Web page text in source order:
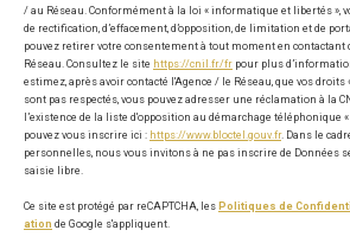
/ au Réseau. Conformément à la loi « informatique et libertés »,
de rectification, d’effacement, d’opposition, de limitation et de
pouvez retirer votre consentement à tout moment en contactant
Réseau. Consultez le site https://cnil.fr/fr pour plus
estimez, après avoir contacté l'Agence / le Réseau, que vos
sont pas respectés, vous pouvez adresser une réclamation à la
l’existence de la liste d'opposition au démarchage téléphonique
pouvez vous inscrire ici : https://www.bloctel.gouv.fr. Dans le
personnelles, nous vous invitons à ne pas inscrire de Données
saisie libre.
Ce site est protégé par reCAPTCHA, les Politiques de
ation de Google s'appliquent.